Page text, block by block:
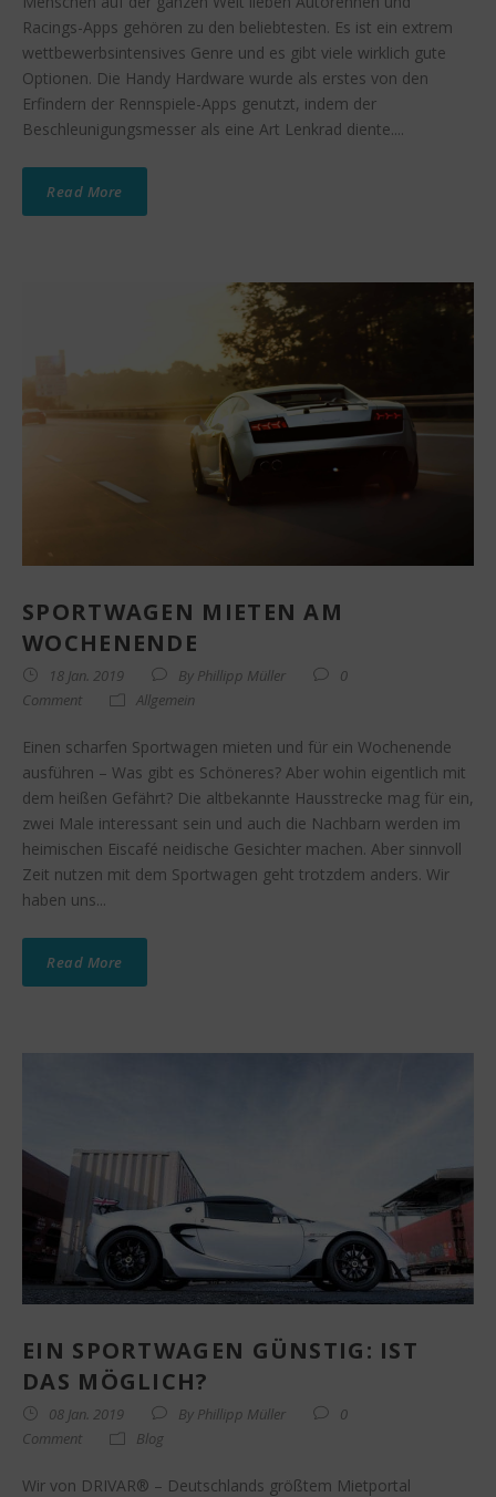
Racings-Apps gehören zu den beliebtesten. Es ist ein extrem
wettbewerbsintensives Genre und es gibt viele wirklich gute
Optionen. Die Handy Hardware wurde als erstes von den
Erfindern der Rennspiele-Apps genutzt, indem der
Beschleunigungsmesser als eine Art Lenkrad diente....
Read More
SPORTWAGEN MIETEN AM
WOCHENENDE
18 Jan. 2019 By Phillipp Müller
0
Comment
Allgemein
Einen scharfen Sportwagen mieten und für ein Wochenende
ausführen – Was gibt es Schöneres? Aber wohin eigentlich mit
dem heißen Gefährt? Die altbekannte Hausstrecke mag für ein,
zwei Male interessant sein und auch die Nachbarn werden im
heimischen Eiscafé neidische Gesichter machen. Aber sinnvoll
Zeit nutzen mit dem Sportwagen geht trotzdem anders. Wir
haben uns...
Read More
EIN SPORTWAGEN GÜNSTIG: IST
DAS MÖGLICH?
08 Jan. 2019 By Phillipp Müller
0
Comment
Blog
Wir von DRIVAR® – Deutschlands größtem Mietportal